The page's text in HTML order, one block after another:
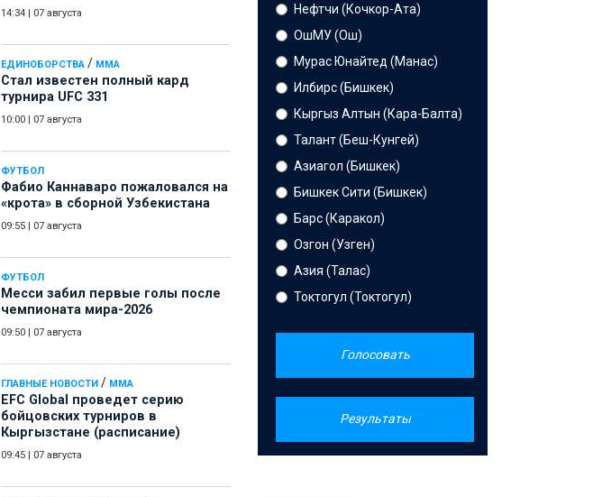
14:34 07 августа
ЕДИНОБОРСТВА / ММА
Стал известен полный кард
турнира UFC 331
10:00 07 августа
ФУТБОЛ
Фабио Каннаваро пожаловался на
«крота» в сборной Узбекистана
09:55 07 августа
ФУТБОЛ
Месси забил первые голы после
чемпионата мира-2026
09:50 07 августа
ГЛАВНЫЕ НОВОСТИ / ММА
EFC Global проведет серию
бойцовских турниров в
Кыргызстане (расписание)
09:45 07 августа
Нефтчи (Кочкор-Ата)
ОшМУ (Ош)
Мурас Юнайтед (Манас)
Илбирс (Бишкек)
Кыргыз Алтын (Кара-Балта)
Талант (Беш-Кунгей)
Азиагол (Бишкек)
Бишкек Сити (Бишкек)
Барс (Каракол)
Озгон (Узген)
Азия (Талас)
Токтогул (Токтогул)
Голосовать
Результаты